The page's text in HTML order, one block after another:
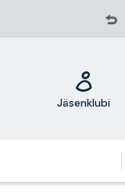
Jäsenklubi